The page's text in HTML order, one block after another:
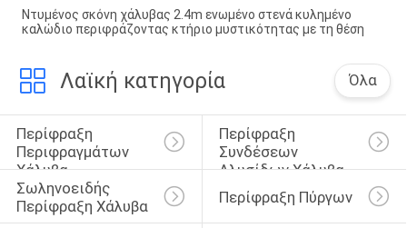
Ντυμένος σκόνη χάλυβας 2.4m ενωμένο στενά κυλημένο
καλώδιο περιφράζοντας κτήριο μυστικότητας με τη θέση
Λαϊκή κατηγορία Όλα
Περίφραξη
Περιφραγμάτων
Χάλυβα
Περίφραξη
Συνδέσεων
Αλυσίδων Χάλυβα
Σωληνοειδής
Περίφραξη Χάλυβα
Περίφραξη Πύργων